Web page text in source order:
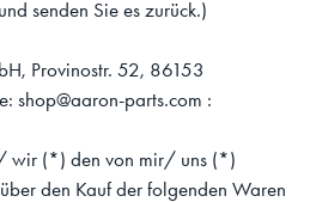
senden Sie es zurück.)
Provinostr. 52, 86153
shop@aaron-parts.com :
wir (*) den von mir/ uns (*)
den Kauf der folgenden Waren